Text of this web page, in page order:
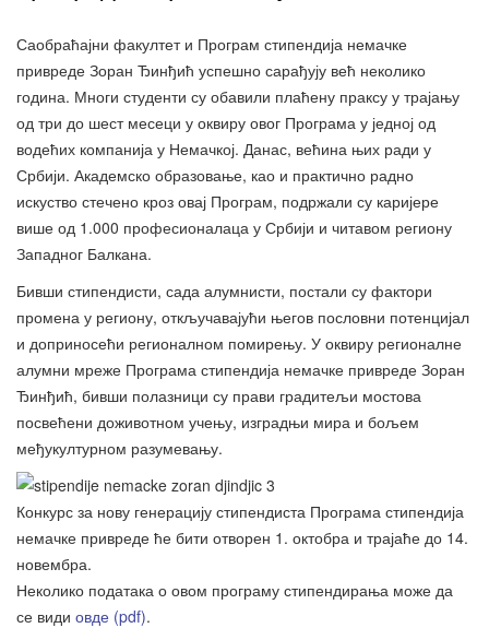
Саобраћајни факултет и Програм стипендија немачке
привреде Зоран Ђинђић успешно сарађују већ неколико
година. Многи студенти су обавили плаћену праксу у трајању
од три до шест месеци у оквиру овог Програма у једној од
водећих компанија у Немачкој. Данас, већина њих ради у
Србији. Академско образовање, као и практично радно
искуство стечено кроз овај Програм, подржали су каријере
више од 1.000 професионалаца у Србији и читавом региону
Западног Балкана.
Бивши стипендисти, сада алумнисти, постали су фактори
промена у региону, откључавајући његов пословни потенцијал
и доприносећи регионалном помирењу. У оквиру регионалне
алумни мреже Програма стипендија немачке привреде Зоран
Ђинђић, бивши полазници су прави градитељи мостова
посвећени доживотном учењу, изградњи мира и бољем
међукултурном разумевању.
Конкурс за нову генерацију стипендиста Програма стипендија
немачке привреде ће бити отворен 1. октобра и трајаће до 14.
новембра.
Неколико података о овом програму стипендирања може да
се види овде (pdf).